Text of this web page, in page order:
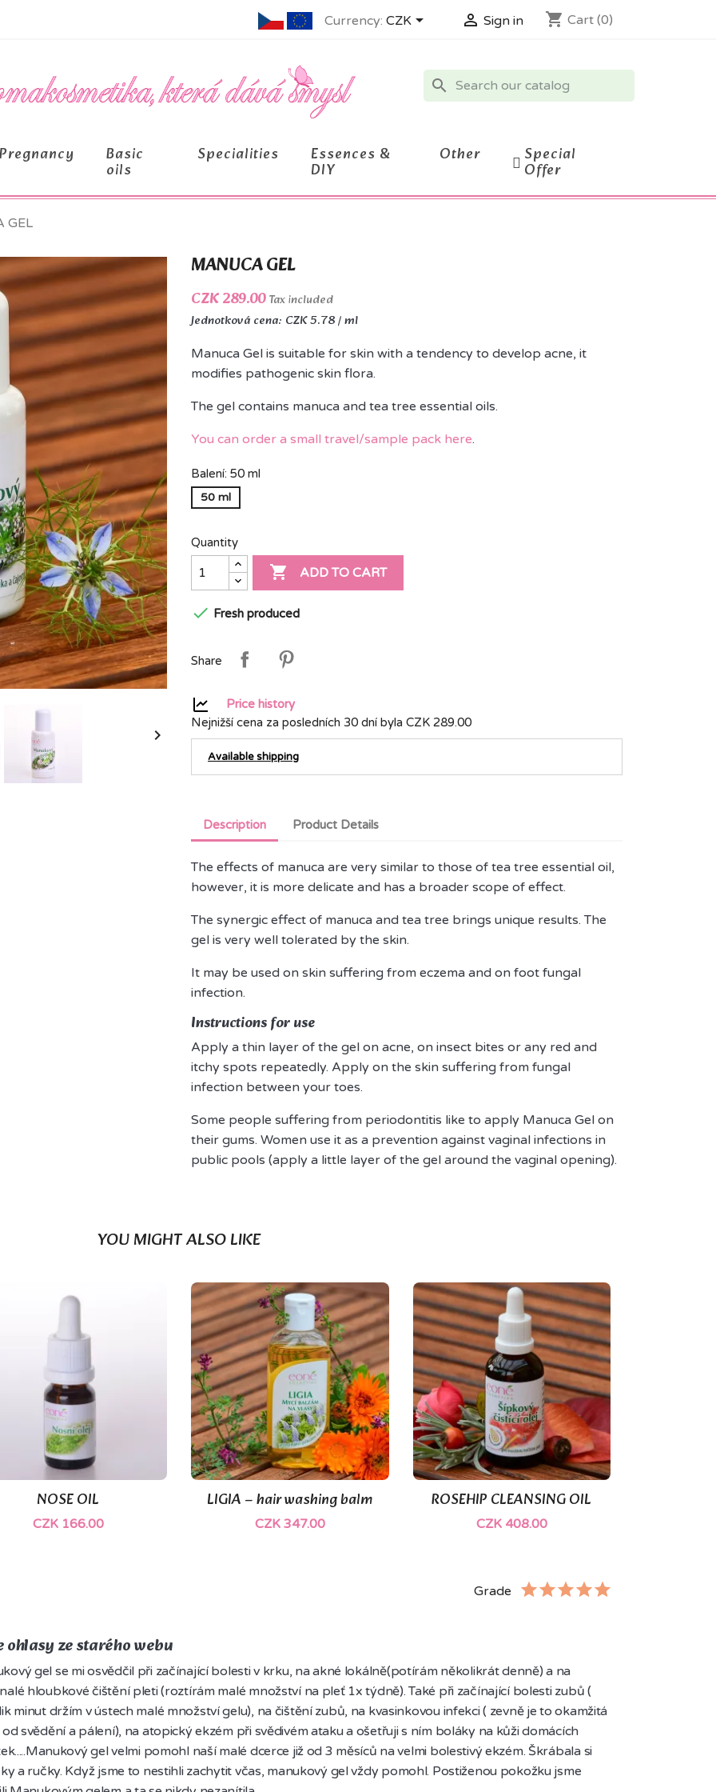
Currency: CZK  Sign in shopping_cart Cart (0)
search
Pregnancy Basic
oils
Specialities Essences &
DIY
Other Special
Offer
GEL

MANUCA GEL
CZK 289.00Tax included
Jednotková cena: CZK 5.78 / ml
Manuca Gel is suitable for skin with a tendency to develop acne, it
modifies pathogenic skin flora.
The gel contains manuca and tea tree essential oils.
You can order a small travel/sample pack here.
Balení: 50 ml
50 ml
Quantity
 ADD TO CART
 Fresh produced
Share
Price history
Nejnižší cena za posledních 30 dní byla CZK 289.00
Available shipping
Description Product Details
The effects of manuca are very similar to those of tea tree essential oil,
however, it is more delicate and has a broader scope of effect.
The synergic effect of manuca and tea tree brings unique results. The
gel is very well tolerated by the skin.
It may be used on skin suffering from eczema and on foot fungal
infection.
Instructions for use
Apply a thin layer of the gel on acne, on insect bites or any red and
itchy spots repeatedly. Apply on the skin suffering from fungal
infection between your toes.
Some people suffering from periodontitis like to apply Manuca Gel on
their gums. Women use it as a prevention against vaginal infections in
public pools (apply a little layer of the gel around the vaginal opening).
YOU MIGHT ALSO LIKE
NOSE OIL
CZK 166.00
Quick view LIGIA – hair washing balm
CZK 347.00
Quick view ROSEHIP CLEANSING OIL
CZK 408.00
(2)
 Quick view
Grade
ohlasy ze starého webu
gel se mi osvědčil při začínající bolesti v krku, na akné lokálně(potírám několikrát denně) a na
hloubkové čištění pleti (roztírám malé množství na pleť 1x týdně). Také při začínající bolesti zubů (
minut držím v ústech malé množství gelu), na čištění zubů, na kvasinkovou infekci ( zevně je to okamžitá
od svědění a pálení), na atopický ekzém při svědivém ataku a ošetřuji s ním boláky na kůži domácích
gel velmi pomohl naší malé dcerce již od 3 měsíců na velmi bolestivý ekzém. Škrábala si
a ručky. Když jsme to nestihli zachytit včas, manukový gel vždy pomohl. Postiženou pokožku jsme